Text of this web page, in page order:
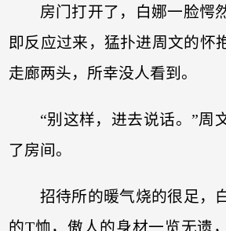
房门打开了，白娜一脸愕
即反应过来，猛扑进周文的怀
走廊两头，所幸没人看到。
“别这样，进去说话。”周
了房间。
招待所的暖气烧的很足，
的T恤，傲人的身材一览无遗